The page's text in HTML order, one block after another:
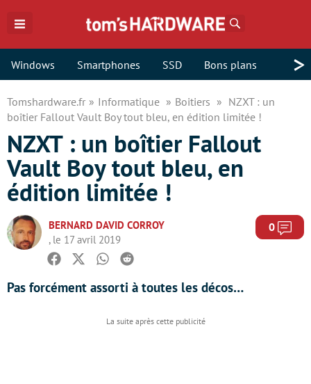
Windows Smartphones SSD Bons plans >
Tomshardware.fr Informatique Boitiers
NZXT : un
boîtier Fallout Vault Boy tout bleu, en édition limitée !
NZXT : un boîtier Fallout
Vault Boy tout bleu, en
édition limitée !
BERNARD DAVID CORROY
, le 17 avril 2019
0
Facebook
TwitterWhatsapp
Reddit
Pas forcément assorti à toutes les décos…